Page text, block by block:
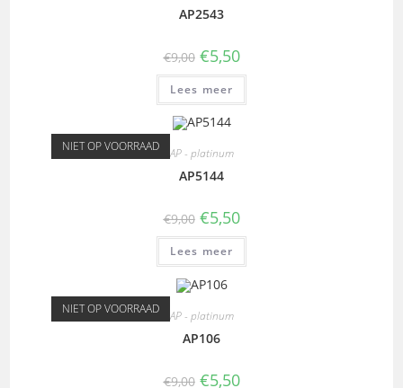
AP2543
€9,00 €5,50
Lees meer
NIET OP VOORRAAD AP - platinum
AP5144
€9,00 €5,50
Lees meer
NIET OP VOORRAAD AP - platinum
AP106
€9,00 €5,50